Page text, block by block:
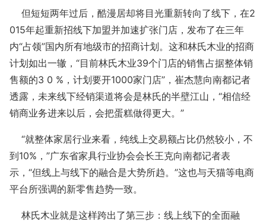
但短短两年过后，酷漫居却将目光重新转向了线下，在2
015年起重新招线下加盟并加速扩张门店，发布了在三年
内“占领”国内所有地级市的招商计划。这和林氏木业的招商
计划如出一辙，“目前林氏木业39个门店的销售占据整体销
售额的3 0 %，计划要开1000家门店”，崔杰慧向南都记者
透露，未来线下经销渠道将会是林氏的半壁江山，“相信经
销商业务进来以后，会把蛋糕做得更大。”
“就整体家居行业来看，纯线上交易额占比仍然较小，不
到10%，”广东省家具行业协会会长王克向南都记者表
示，“但线上与线下的融合是大势所趋。”这也与天猫等电商
平台所强调的新零售趋势一致。
林氏木业就是这样跨出了第三步：线上线下的全面融